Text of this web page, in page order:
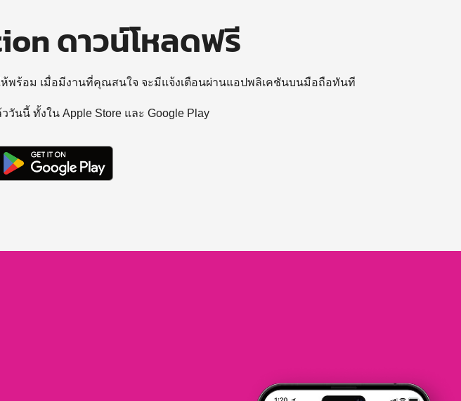
ดาวน์โหลดฟรี
ห้พร้อม เมื่อมีงานที่คุณสนใจ จะมีแจ้งเตือนผ่านแอปพลิเคชันบนมือถือทันที
วันนี้ ทั้งใน Apple Store และ Google Play